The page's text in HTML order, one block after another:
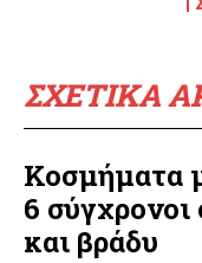
ΣΧΕΤΙΚΑ
Κοσμήματα
6
και βράδυ